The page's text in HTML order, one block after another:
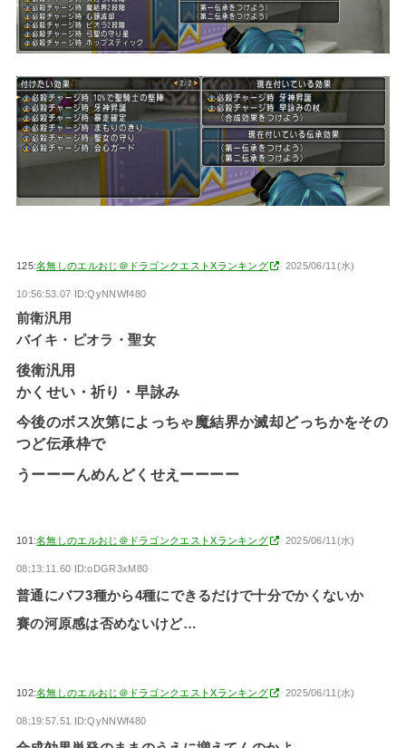
125:名無しのエルおじ＠ドラゴンクエストXランキング 2025/06/11(水)
10:56:53.07 ID:QyNNWf480
前衛汎用
バイキ・ピオラ・聖女
後衛汎用
かくせい・祈り・早詠み
今後のボス次第によっちゃ魔結界か滅却どっちかをその
つど伝承枠で
うーーーんめんどくせえーーーー
101:名無しのエルおじ＠ドラゴンクエストXランキング 2025/06/11(水)
08:13:11.60 ID:oDGR3xM80
普通にバフ3種から4種にできるだけで十分でかくないか
賽の河原感は否めないけど…
102:名無しのエルおじ＠ドラゴンクエストXランキング 2025/06/11(水)
08:19:57.51 ID:QyNNWf480